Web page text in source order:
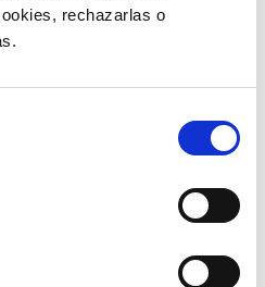
rechazarlas o
soluciones
de sus objetivos,